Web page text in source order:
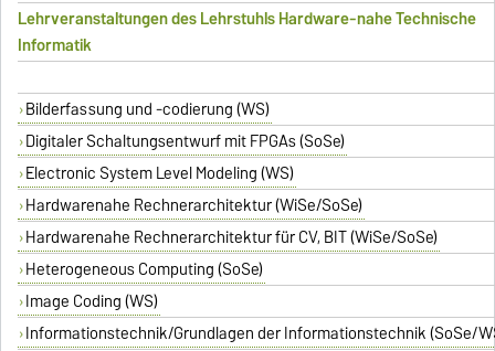
Lehrveranstaltungen des Lehrstuhls Hardware-nahe Technische
Informatik
Bilderfassung und -codierung (WS)
Digitaler Schaltungsentwurf mit FPGAs (SoSe)
Electronic System Level Modeling (WS)
Hardwarenahe Rechnerarchitektur (WiSe/SoSe)
Hardwarenahe Rechnerarchitektur für CV, BIT (WiSe/SoSe)
Heterogeneous Computing (SoSe)
Image Coding (WS)
Informationstechnik/Grundlagen der Informationstechnik (SoSe/